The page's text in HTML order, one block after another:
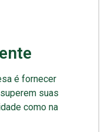
é fornecer
suas
como na